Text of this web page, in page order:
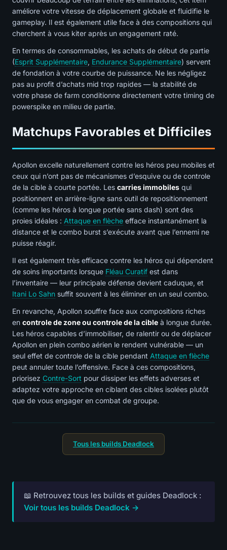
améliore votre vitesse de déplacement globale et fluidifie le
gameplay. Il est également utile face à des compositions qui
cherchent à vous kiter après un engagement raté.
En termes de consommables, les achats de début de partie
(Esprit Supplémentaire, Endurance Supplémentaire) servent
de fondation à votre courbe de puissance. Ne les négligez
pas au profit d’achats mid trop rapides — la stabilité de
votre phase de farm conditionne directement votre timing de
powerspike en milieu de partie.
Matchups Favorables et Difficiles
Apollon excelle naturellement contre les héros peu mobiles et
ceux qui n’ont pas de mécanismes d’esquive ou de controle
de la cible à courte portée. Les carries immobiles qui
positionnent en arrière-ligne sans outil de repositionnement
(comme les héros à longue portée sans dash) sont des
proies idéales : Attaque en flèche efface instantanément la
distance et le combo burst s’exécute avant que l’ennemi ne
puisse réagir.
Il est également très efficace contre les héros qui dépendent
de soins importants lorsque Fléau Curatif est dans
l’inventaire — leur principale défense devient caduque, et
Itani Lo Sahn suffit souvent à les éliminer en un seul combo.
En revanche, Apollon souffre face aux compositions riches
en controle de zone ou controle de la cible à longue durée.
Les héros capables d’immobiliser, de ralentir ou de déplacer
Apollon en plein combo aérien le rendent vulnérable — un
seul effet de controle de la cible pendant Attaque en flèche
peut annuler toute l’offensive. Face à ces compositions,
priorisez Contre-Sort pour dissiper les effets adverses et
adaptez votre approche en ciblant des cibles isolées plutôt
que de vous engager en combat de groupe.
Tous les builds Deadlock
📖 Retrouvez tous les builds et guides Deadlock :
Voir tous les builds Deadlock →